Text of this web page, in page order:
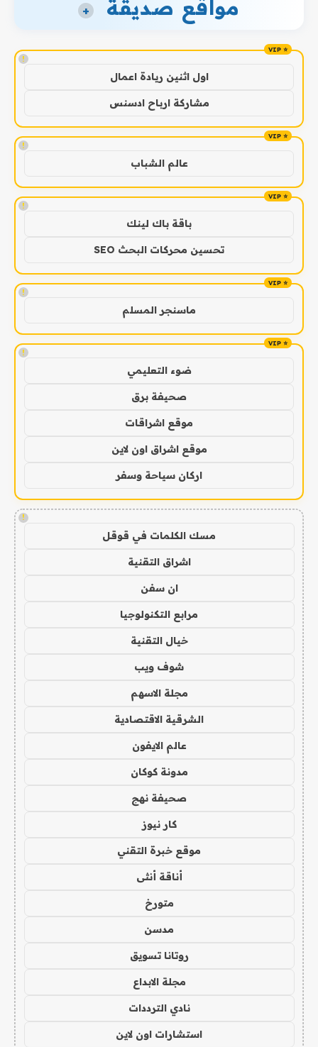
مواقع صديقة +
!
اول اثنين ريادة اعمال
مشاركة ارباح ادسنس
!
عالم الشباب
!
باقة باك لينك
تحسين محركات البحث SEO
!
ماسنجر المسلم
!
ضوء التعليمي
صحيفة برق
موقع اشراقات
موقع اشراق اون لاين
اركان سياحة وسفر
!
مسك الكلمات في قوقل
اشراق التقنية
ان سفن
مرابع التكنولوجيا
خيال التقنية
شوف ويب
مجلة الاسهم
الشرقية الاقتصادية
عالم الايفون
مدونة كوكان
صحيفة نهج
كار نيوز
موقع خبرة التقني
أناقة أنثى
متورخ
مدسن
روتانا تسويق
مجلة الابداع
نادي الترددات
استشارات اون لاين